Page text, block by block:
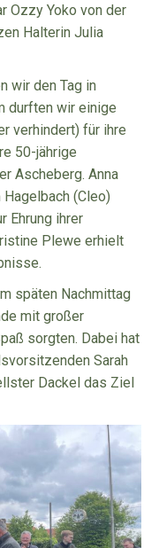
Ozzy Yoko von der
Halterin Julia
wir den Tag in
durften wir einige
verhindert) für ihre
50-jährige
Ascheberg. Anna
(Cleo)
Ehrung ihrer
Plewe erhielt
späten Nachmittag
mit großer
sorgten. Dabei hat
Sarah
Dackel das Ziel